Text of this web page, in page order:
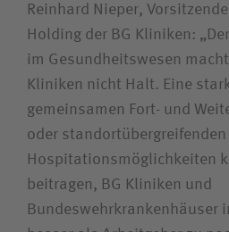
Reinhard Nieper,
Holding der BG Kliniken:
im Gesundheitswesen
Kliniken nicht Halt. Eine
gemeinsamen Fort- und
oder
Hospitationsmöglichkeiten
beitragen, BG Kliniken und
Bundeswehrkrankenhäuser